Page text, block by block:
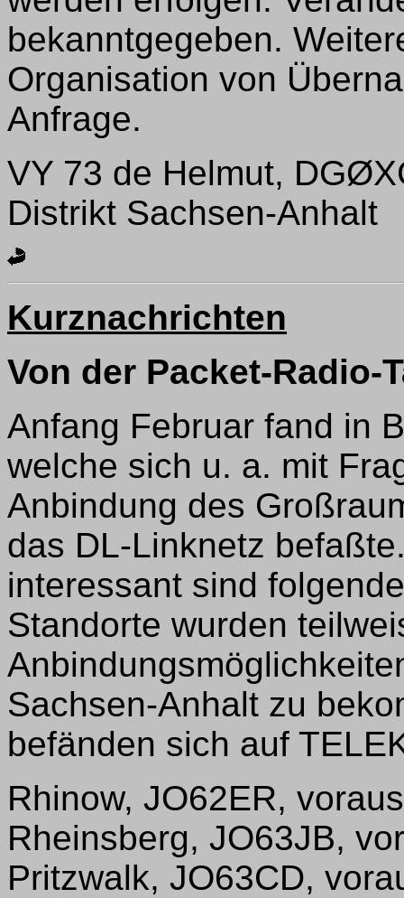
bekanntgegeben.
Organisation von
Anfrage.
VY 73 de Helmut,
Distrikt Sachsen-Anhalt
Kurznachrichten
Von der Packet-Radio-
Anfang Februar fand in
welche sich u. a. mit
Anbindung des
das DL-Linknetz
interessant sind
Standorte wurden
Sachsen-Anhalt zu
befänden sich auf
Rhinow, JO62ER,
Rheinsberg, JO63JB,
Pritzwalk, JO63CD,